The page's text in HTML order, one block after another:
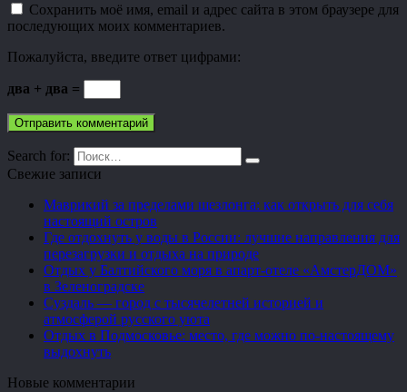
Сохранить моё имя, email и адрес сайта в этом браузере для
последующих моих комментариев.
Пожалуйста, введите ответ цифрами:
два + два =
Search for:
Свежие записи
Маврикий за пределами шезлонга: как открыть для себя
настоящий остров
Где отдохнуть у воды в России: лучшие направления для
перезагрузки и отдыха на природе
Отдых у Балтийского моря в апарт-отеле «АмстерДОМ»
в Зеленоградске
Суздаль — город с тысячелетней историей и
атмосферой русского уюта
Отдых в Подмосковье: место, где можно по-настоящему
выдохнуть
Новые комментарии